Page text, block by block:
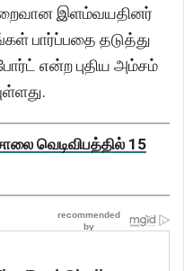
இளம்வயதினர்
பார்ப்பதை தடுத்து
என்ற புதிய அம்சம்
வெடிவிபத்தில் 15